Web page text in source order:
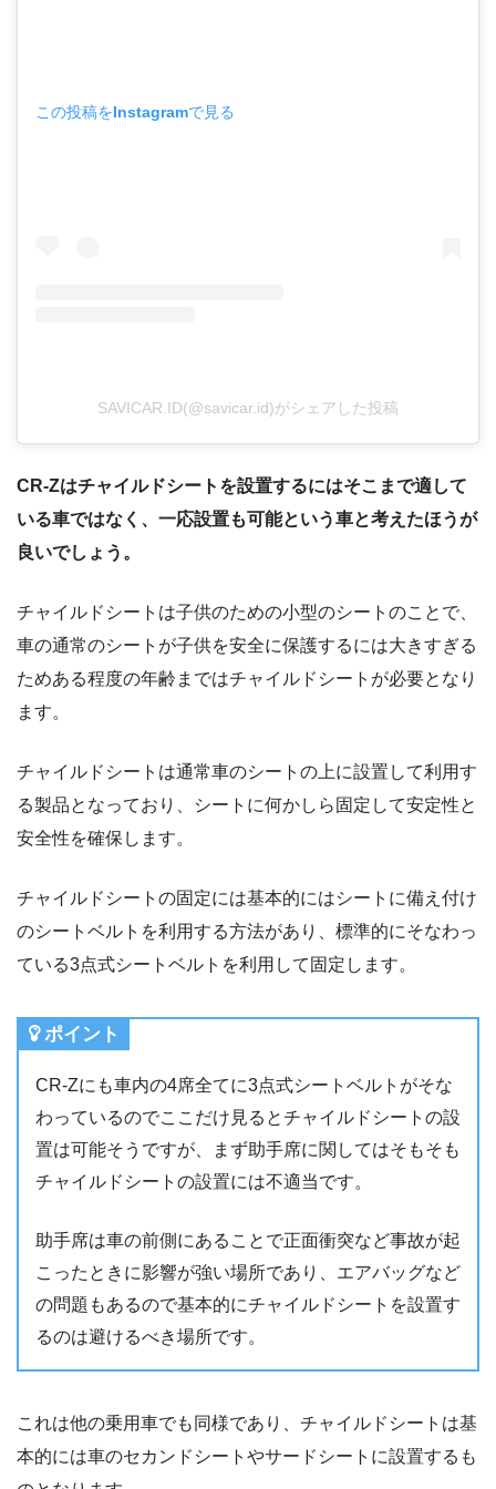
この投稿をInstagramで見る
SAVICAR.ID(@savicar.id)がシェアした投稿
CR-Zはチャイルドシートを設置するにはそこまで適して
いる車ではなく、一応設置も可能という車と考えたほうが
良いでしょう。
チャイルドシートは子供のための小型のシートのことで、
車の通常のシートが子供を安全に保護するには大きすぎる
ためある程度の年齢まではチャイルドシートが必要となり
ます。
チャイルドシートは通常車のシートの上に設置して利用す
る製品となっており、シートに何かしら固定して安定性と
安全性を確保します。
チャイルドシートの固定には基本的にはシートに備え付け
のシートベルトを利用する方法があり、標準的にそなわっ
ている3点式シートベルトを利用して固定します。
ポイント
CR-Zにも車内の4席全てに3点式シートベルトがそな
わっているのでここだけ見るとチャイルドシートの設
置は可能そうですが、まず助手席に関してはそもそも
チャイルドシートの設置には不適当です。
助手席は車の前側にあることで正面衝突など事故が起
こったときに影響が強い場所であり、エアバッグなど
の問題もあるので基本的にチャイルドシートを設置す
るのは避けるべき場所です。
これは他の乗用車でも同様であり、チャイルドシートは基
本的には車のセカンドシートやサードシートに設置するも